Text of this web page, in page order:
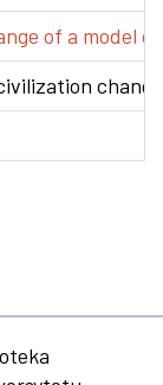
of a model